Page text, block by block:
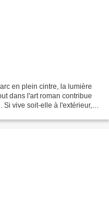
en plein cintre, la lumière
dans l'art roman contribue
Si vive soit-elle à l'extérieur,